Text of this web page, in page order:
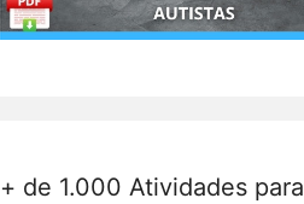
+ de 1.000 Atividades para